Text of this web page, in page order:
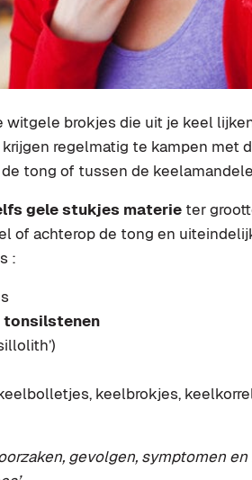
witgele brokjes die uit je keel
regelmatig te kampen met
de tong of tussen de
gele stukjes materie ter
of achterop de tong en
:
tonsilstenen
keelbrokjes,
gevolgen, symptomen